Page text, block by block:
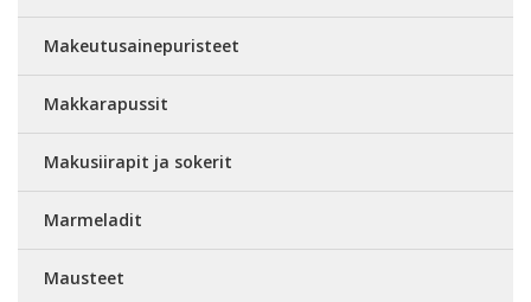
Makeutusainepuristeet
Makkarapussit
Makusiirapit ja sokerit
Marmeladit
Mausteet